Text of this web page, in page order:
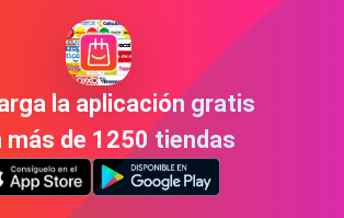
la aplicación gratis
más de 1250 tiendas